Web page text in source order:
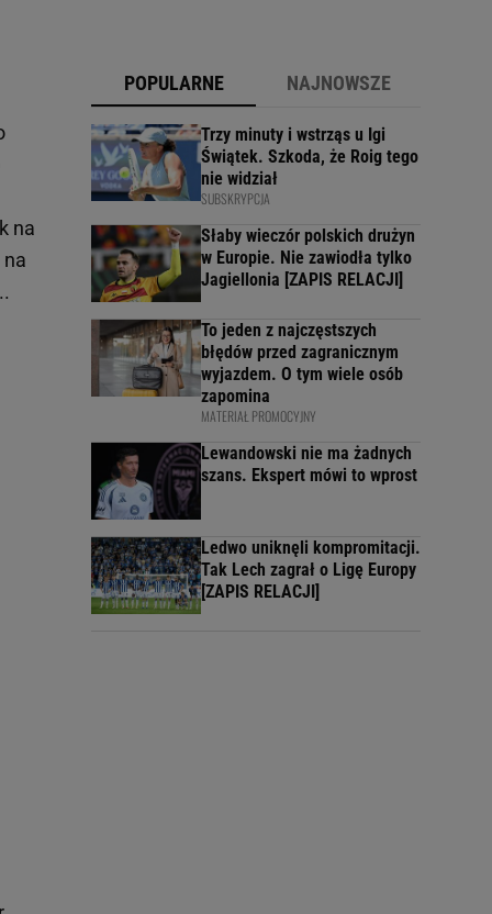
na
POPULARNE NAJNOWSZE
Trzy minuty i wstrząs u Igi
Świątek. Szkoda, że Roig tego
nie widział
SUBSKRYPCJA
Słaby wieczór polskich drużyn
w Europie. Nie zawiodła tylko
Jagiellonia [ZAPIS RELACJI]
To jeden z najczęstszych
błędów przed zagranicznym
wyjazdem. O tym wiele osób
zapomina
MATERIAŁ PROMOCYJNY
Lewandowski nie ma żadnych
szans. Ekspert mówi to wprost
Ledwo uniknęli kompromitacji.
Tak Lech zagrał o Ligę Europy
[ZAPIS RELACJI]